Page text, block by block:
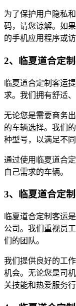
为了保护用户隐私
码，请您谅解。如
的手机应用程序或
2、临夏道合定
临夏道合定制客运
求。我们拥有舒适
无论您是需要商务
的车辆选择。我们
种型号，以满足不
通过使用临夏道合
自己需求的车辆。
3、临夏道合定
临夏道合定制客运
公司。我们重视员
们的团队。
我们提供良好的工
机会。无论您是司
关技能和热爱服务